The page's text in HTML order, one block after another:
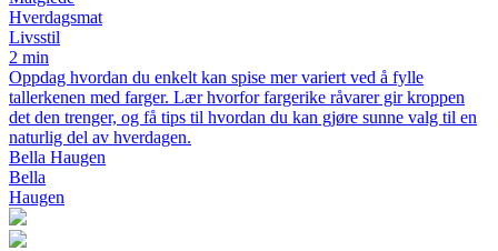
Hverdagsmat
Livsstil
2 min
Oppdag hvordan du enkelt kan spise mer variert ved å fylle
tallerkenen med farger. Lær hvorfor fargerike råvarer gir kroppen
det den trenger, og få tips til hvordan du kan gjøre sunne valg til en
naturlig del av hverdagen.
Bella Haugen
Bella
Haugen